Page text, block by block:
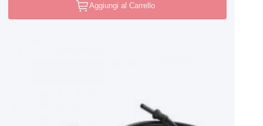
Aggiungi al Carrello